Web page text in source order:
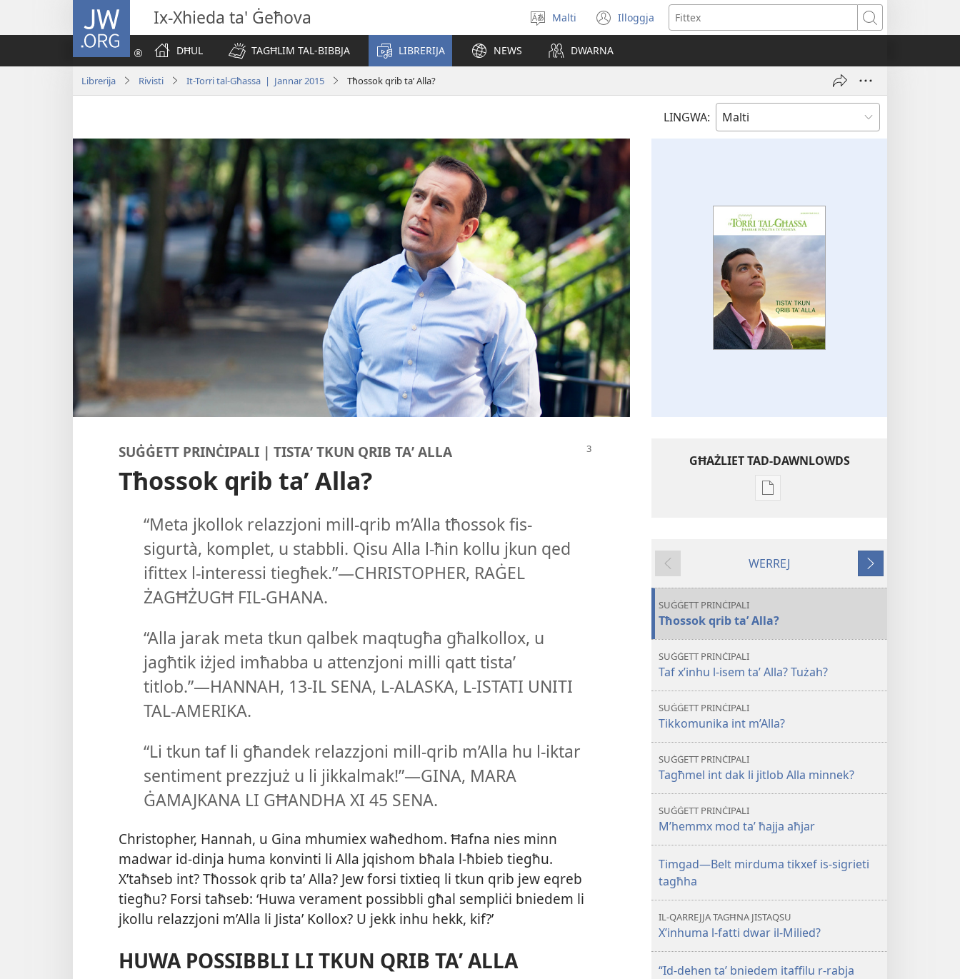
JW.ORG Ix-Xhieda ta' Ġeħova
Agħżel
il-
lingwa
Malti Illoggja
(opens
new
Fittex
DĦUL
TAGĦLIM TAL-BIBBJA LIBRERIJA NEWS DWARNA
Librerija Rivisti It-Torri tal-Għassa | Jannar 2015 Tħossok qrib ta’ Alla?
LINGWA:
SUĠĠETT PRINĊIPALI | TISTAʼ TKUN QRIB TAʼ ALLA
Tħossok qrib ta’ Alla?
“Meta jkollok relazzjoni mill-​qrib m’Alla tħossok fis-​
sigurtà, komplet, u stabbli. Qisu Alla l-​ħin kollu jkun qed
ifittex l-​interessi tiegħek.”—CHRISTOPHER, RAĠEL
ŻAGĦŻUGĦ FIL-​GHANA.
“Alla jarak meta tkun qalbek maqtugħa għalkollox, u
jagħtik iżjed imħabba u attenzjoni milli qatt tistaʼ
titlob.”—HANNAH, 13-​IL SENA, L-​ALASKA, L-​ISTATI UNITI
TAL-​AMERIKA.
“Li tkun taf li għandek relazzjoni mill-​qrib m’Alla hu l-​iktar
sentiment prezzjuż u li jikkalmak!”—GINA, MARA
ĠAMAJKANA LI GĦANDHA XI 45 SENA.
Christopher, Hannah, u Gina mhumiex waħedhom. Ħafna nies minn
madwar id-​dinja huma konvinti li Alla jqishom bħala l-​ħbieb tiegħu.
X’taħseb int? Tħossok qrib taʼ Alla? Jew forsi tixtieq li tkun qrib jew eqreb
tiegħu? Forsi taħseb: ‘Huwa verament possibbli għal sempliċi bniedem li
jkollu relazzjoni m’Alla li Jistaʼ Kollox? U jekk inhu hekk, kif?’
HUWA POSSIBBLI LI TKUN QRIB TAʼ ALLA
GĦAŻLIET TAD-DAWNLOWDS
Għażliet
pubblikazzjonijiet
TORRI
Tista’
ta’
Ta'
qabel
WERREJ
Li
jmiss
SUĠĠETT PRINĊIPALI
Tħossok qrib ta’ Alla?
SUĠĠETT PRINĊIPALI
Taf x’inhu l-isem ta’ Alla? Tużah?
SUĠĠETT PRINĊIPALI
Tikkomunika int m’Alla?
SUĠĠETT PRINĊIPALI
Tagħmel int dak li jitlob Alla minnek?
SUĠĠETT PRINĊIPALI
M’hemmx mod ta’ ħajja aħjar
Timgad—Belt mirduma tikxef is-sigrieti
tagħha
IL-QARREJJA TAGĦNA JISTAQSU
X’inhuma l-fatti dwar il-Milied?
“Id-dehen ta’ bniedem itaffilu r-rabja